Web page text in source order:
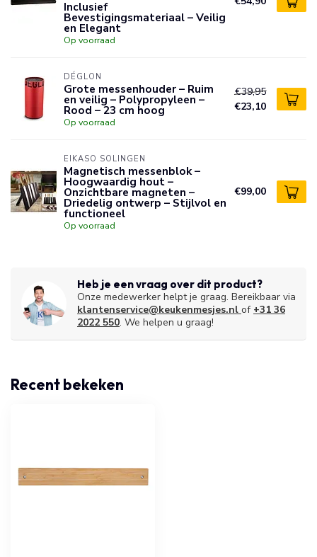
Inclusief
Bevestigingsmateriaal – Veilig
en Elegant
Op voorraad
DÉGLON
Grote messenhouder – Ruim
en veilig – Polypropyleen –
Rood – 23 cm hoog
Op voorraad
€39,95
€23,10
EIKASO SOLINGEN
Magnetisch messenblok –
Hoogwaardig hout –
Onzichtbare magneten –
Driedelig ontwerp – Stijlvol en
functioneel
Op voorraad
€99,00
Heb je een vraag over dit product?
Onze medewerker helpt je graag. Bereikbaar via
klantenservice@keukenmesjes.nl of +31 36
2022 550. We helpen u graag!
Recent bekeken